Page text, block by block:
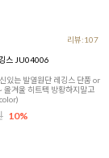
리뷰:107
스 JU04006
있는 발열원단 레깅스 단품 or
올겨울 히트텍 방황하지말고
10%